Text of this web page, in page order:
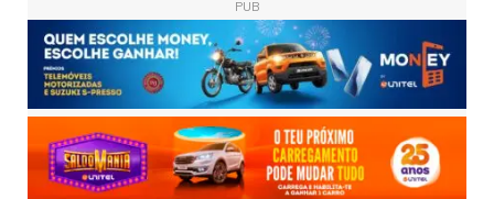
PUB